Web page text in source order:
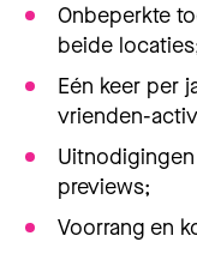
Onbeperkte
beide
Eén keer per
vrienden-
previews;
Voorrang en